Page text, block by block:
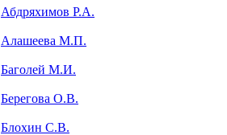
Абдряхимов Р.А.
Алашеева М.П.
Баголей М.И.
Берегова О.В.
Блохин С.В.